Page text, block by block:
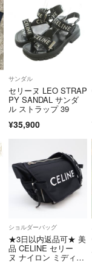
サンダル
セリーヌ LEO STRAP
PY SANDAL サンダ
ル ストラップ 39
¥35,900
ショルダーバッグ
★3日以内返品可★ 美
品 CELINE セリー
ヌ ナイロン ミディア